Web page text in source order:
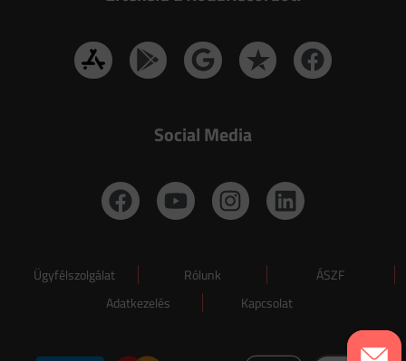
Social Media
Ügyfélszolgálat Rólunk
ÁSZF
Adatkezelés
Kapcsolat